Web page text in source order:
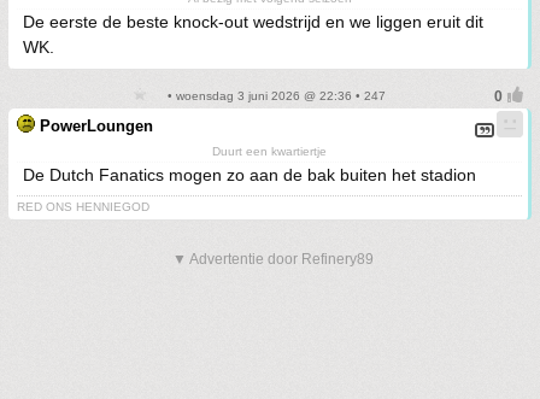
De eerste de beste knock-out wedstrijd en we liggen eruit dit
WK.
• woensdag 3 juni 2026 @ 22:36 • 247
PowerLoungen
Duurt een kwartiertje
De Dutch Fanatics mogen zo aan de bak buiten het stadion
RED ONS HENNIEGOD
▼ Advertentie door Refinery89